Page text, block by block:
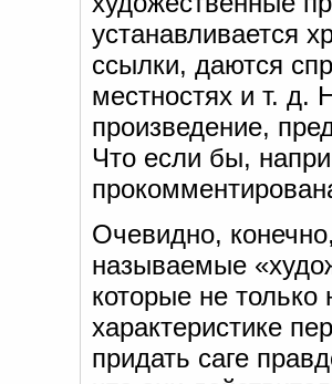
устанавливается
ссылки, даются
местностях и т. д.
произведение,
Что если бы,
Очевидно,
называемые
которые не
характеристике
придать саге